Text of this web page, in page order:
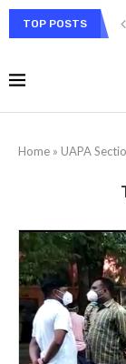
TOP POSTS
Home » UAPA